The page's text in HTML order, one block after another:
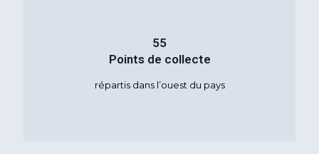
55
Points de collecte
répartis dans l’ouest du pays